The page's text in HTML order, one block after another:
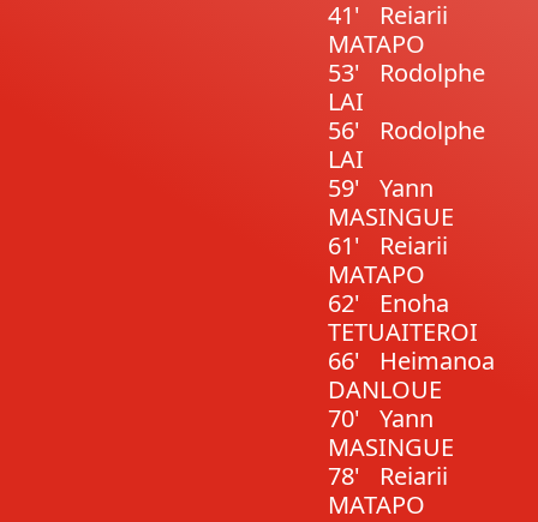
41'
Reiarii
MATAPO
53'
Rodolphe
LAI
56'
Rodolphe
LAI
59'
Yann
MASINGUE
61'
Reiarii
MATAPO
62'
Enoha
TETUAITEROI
66'
Heimanoa
DANLOUE
70'
Yann
MASINGUE
78'
Reiarii
MATAPO